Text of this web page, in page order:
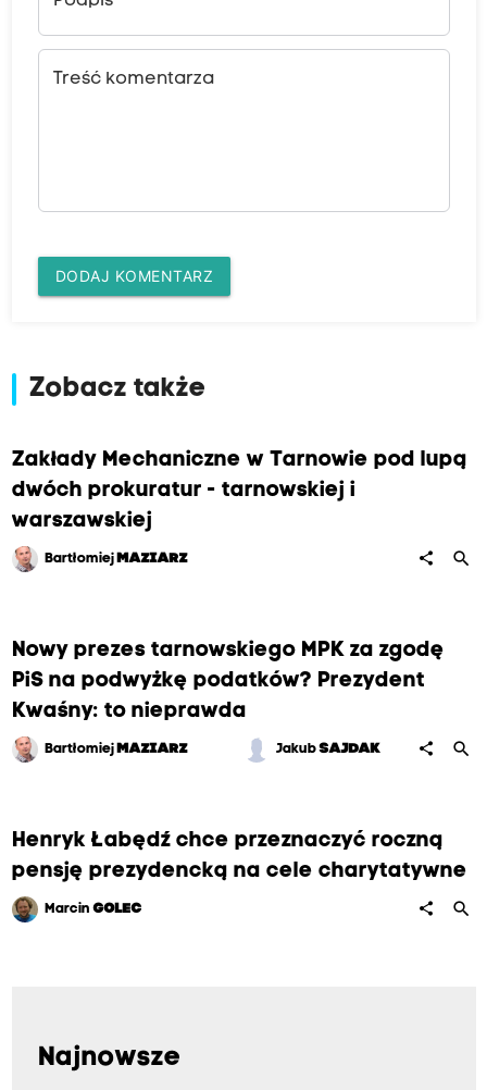
Treść komentarza
DODAJ KOMENTARZ
Zobacz także
Zakłady Mechaniczne w Tarnowie pod lupą
dwóch prokuratur - tarnowskiej i
warszawskiej
Bartłomiej MAZIARZ share search
Nowy prezes tarnowskiego MPK za zgodę
PiS na podwyżkę podatków? Prezydent
Kwaśny: to nieprawda
Bartłomiej MAZIARZ JakubSAJDAK share search
Henryk Łabędź chce przeznaczyć roczną
pensję prezydencką na cele charytatywne
MarcinGOLEC share search
Najnowsze